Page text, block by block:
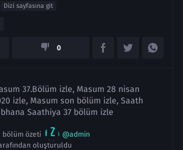
Dizi sayfasına git
0
37.Bölüm izle, Masum 28 nisan
izle, Masum son bölüm izle, Saath
Saathiya 37 bölüm izle
bölüm özeti
@admin
oluşturuldu